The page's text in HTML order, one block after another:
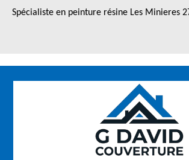
Spécialiste en peinture résine Les Minieres